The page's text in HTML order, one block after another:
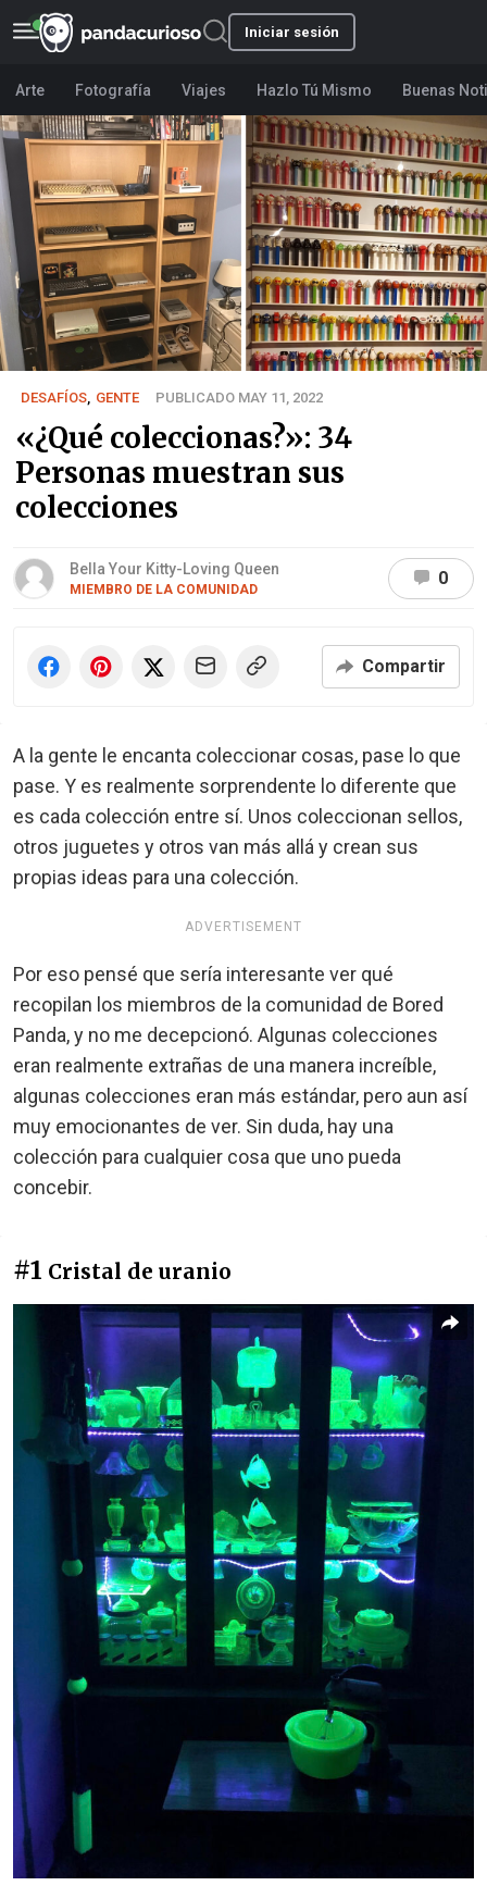
Iniciar sesión
Arte Fotografía Viajes Hazlo Tú Mismo Buenas
DESAFÍOS, GENTE PUBLICADO MAY 11, 2022
«¿Qué coleccionas?»: 34
Personas muestran sus
colecciones
Bella Your Kitty-Loving Queen
MIEMBRO DE LA COMUNIDAD
0
Compartir
A la gente le encanta coleccionar cosas, pase lo que
pase. Y es realmente sorprendente lo diferente que
es cada colección entre sí. Unos coleccionan sellos,
otros juguetes y otros van más allá y crean sus
propias ideas para una colección.
ADVERTISEMENT
Por eso pensé que sería interesante ver qué
recopilan los miembros de la comunidad de Bored
Panda, y no me decepcionó. Algunas colecciones
eran realmente extrañas de una manera increíble,
algunas colecciones eran más estándar, pero aun así
muy emocionantes de ver. Sin duda, hay una
colección para cualquier cosa que uno pueda
concebir.
#1 Cristal de uranio